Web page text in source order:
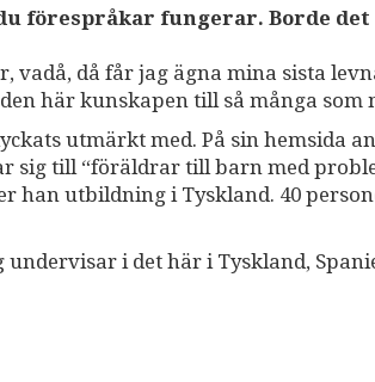
förespråkar fungerar. Borde det
vadå, då får jag ägna mina sista
här kunskapen till så många som
utmärkt med. På sin hemsida
till “föräldrar till barn med
han utbildning i Tyskland. 40
i det här i Tyskland,